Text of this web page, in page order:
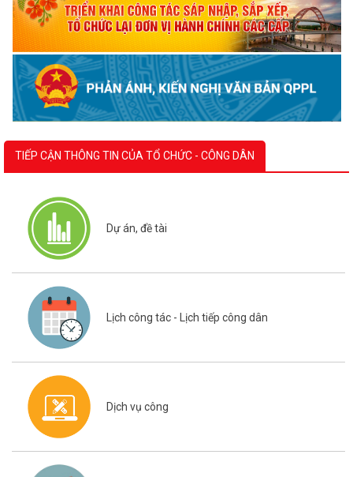
TIẾP CẬN THÔNG TIN CỦA TỔ CHỨC - CÔNG DÂN
Lịch công tác - Lịch tiếp công dân
Dịch vụ công
Văn bản quy phạm pháp luật